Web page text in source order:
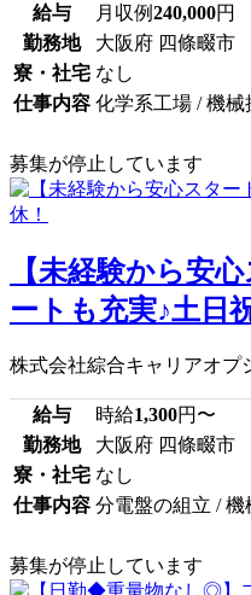
給与 月収例240,000円
勤務地
大阪府 四條畷市
寮・社宅 なし
仕事内容 化学系工場 / 機械
募集が停止しています
【未経験から安
ートも充実♪土日
株式会社綜合キャリアオプ
給与 時給1,300円〜
勤務地
大阪府 四條畷市
寮・社宅 なし
仕事内容 分電盤の組立 / 機
募集が停止しています